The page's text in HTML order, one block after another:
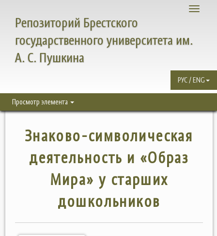
Toggle
Репозиторий Брестского
государственного университета им.
А. С. Пушкина
РУС / ENG
Просмотр элемента
Знаково-символическая
деятельность и «Образ
Мира» у старших
дошкольников